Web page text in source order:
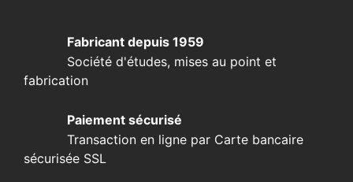
Fabricant depuis 1959
Société d'études, mises au point et
fabrication
Paiement sécurisé
Transaction en ligne par Carte bancaire
sécurisée SSL